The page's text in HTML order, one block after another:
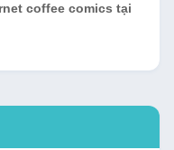
coffee comics tại